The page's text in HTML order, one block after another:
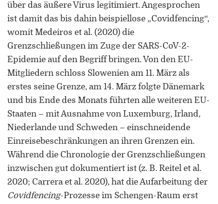
über das äußere Virus legitimiert. Angesprochen
ist damit das bis dahin beispiellose „Covidfencing“,
womit Medeiros et al. (2020) die
Grenzschließungen im Zuge der SARS-CoV-2-
Epidemie auf den Begriff bringen. Von den EU-
Mitgliedern schloss Slowenien am 11. März als
erstes seine Grenze, am 14. März folgte Dänemark
und bis Ende des Monats führten alle weiteren EU-
Staaten – mit Ausnahme von Luxemburg, Irland,
Niederlande und Schweden – einschneidende
Einreisebeschränkungen an ihren Grenzen ein.
Während die Chronologie der Grenzschließungen
inzwischen gut dokumentiert ist (z. B. Reitel et al.
2020; Carrera et al. 2020), hat die Aufarbeitung der
Covidfencing-Prozesse im Schengen-Raum erst